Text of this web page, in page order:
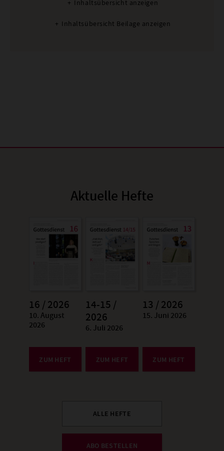
Inhaltsübersicht anzeigen
Inhaltsübersicht Beilage anzeigen
Aktuelle Hefte
16 / 2026
:
10. August
2026
ZUM HEFT
14-15 /
2026
:
6. Juli 2026
ZUM HEFT
13 / 2026
:
15. Juni 2026
ZUM HEFT
ALLE HEFTE
ABO BESTELLEN